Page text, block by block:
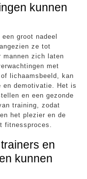
kunnen
groot nadeel
ze tot
mannen zich laten
met
lichaamsbeeld, kan
demotivatie. Het is
en een gezonde
training, zodat
het plezier en de
fitnessproces.
en
kunnen